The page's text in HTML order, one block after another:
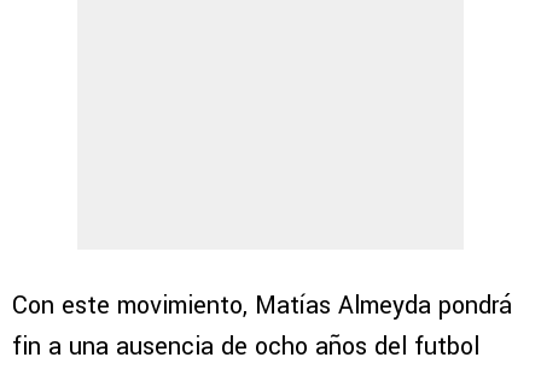
Con este movimiento, Matías Almeyda pondrá
fin a una ausencia de ocho años del futbol